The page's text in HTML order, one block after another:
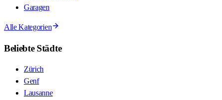
Garagen
Alle Kategorien
Beliebte Städte
Zürich
Genf
Lausanne